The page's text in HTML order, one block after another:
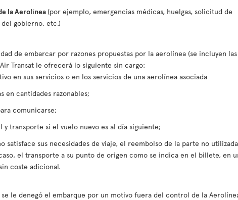
la Aerolínea (por ejemplo, emergencias médicas, huelgas, solicitud de
gobierno, etc.)
de embarcar por razones propuestas por la aerolínea (se incluyen las
Transat le ofrecerá lo siguiente sin cargo:
en sus servicios o en los servicios de una aerolínea asociada
en cantidades razonables;
comunicarse;
y transporte si el vuelo nuevo es al día siguiente;
satisface sus necesidades de viaje, el reembolso de la parte no
el transporte a su punto de origen como se indica en el billete, en
coste adicional.
se le denegó el embarque por un motivo fuera del control de la